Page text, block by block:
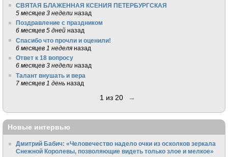
СВЯТАЯ БЛАЖЕННАЯ КСЕНИЯ ПЕТЕРБУРГСКАЯ
5 месяцев 3 недели назад
Поздравление с праздником
6 месяцев 5 дней назад
Спасибо что прочли и оценили!
6 месяцев 1 неделя назад
Ответ к 18 вопросу
6 месяцев 3 недели назад
Талант внушать и вера
7 месяцев 1 день назад
1 из 20 →
Новые интервью
Дмитрий Бабич: «Человечество надело очки из осколков зеркала
Снежной Королевы, позволяющие видеть только злое и мелкое»